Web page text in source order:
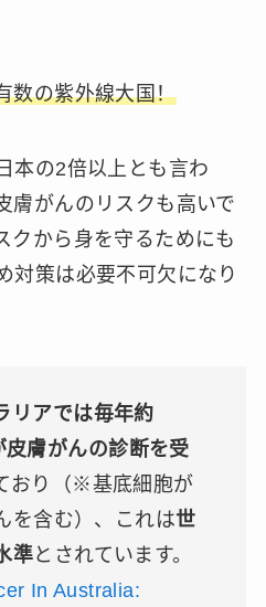
数の紫外線大国！
本の2倍以上とも言わ
膚がんのリスクも高いで
クから身を守るためにも
対策は必要不可欠になり
リアでは毎年約
膚がんの診断を受
おり（※基底細胞が
を含む）、これは世
準とされています。
In Australia: